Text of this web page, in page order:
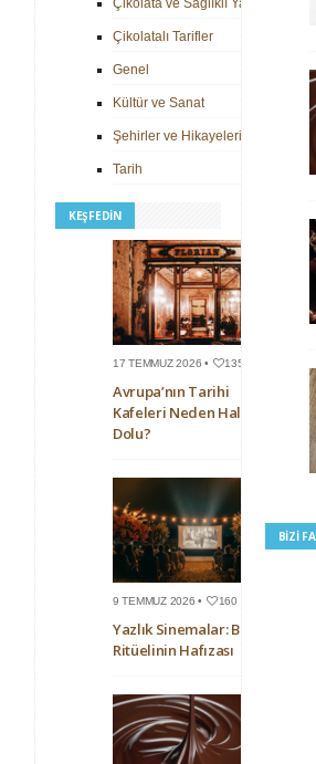
Çikolata ve Sağlıklı Yaşam
Çikolatalı Tarifler
Genel
Kültür ve Sanat
Şehirler ve Hikayeleri
Tarih
KEŞFEDIN
17 TEMMUZ 2026 • 135
Avrupa’nın Tarihi
Kafeleri Neden Hala
Dolu?
9 TEMMUZ 2026 • 160
Yazlık Sinemalar: Bir Yaz
Ritüelinin Hafızası
BIZI